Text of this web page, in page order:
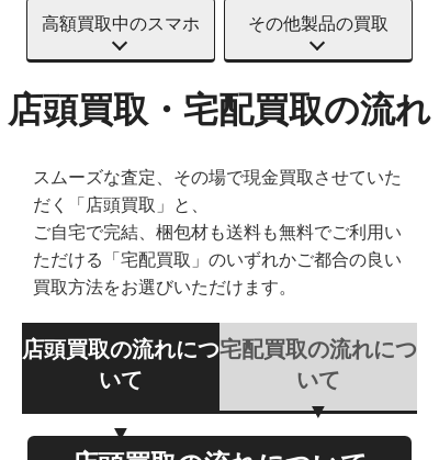
高額買取中のスマホ その他製品の買取
店頭買取・宅配買取の流れ
スムーズな査定、その場で現金買取させていた
だく「店頭買取」と、
ご自宅で完結、梱包材も送料も無料でご利用い
ただける「宅配買取」のいずれかご都合の良い
買取方法をお選びいただけます。
店頭買取の流れにつ
いて
宅配買取の流れにつ
いて